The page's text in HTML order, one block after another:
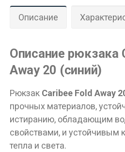
Описание
Описание рюкзака
Away 20 (синий)
Рюкзак Caribee Fold Away
прочных материалов,
истиранию, обладающим
свойствами, и устойчивым
тепла и света.